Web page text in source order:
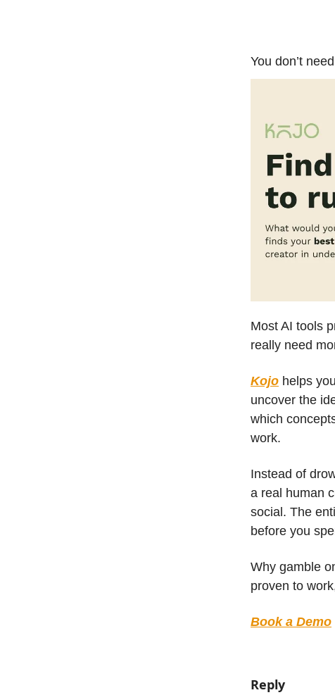
You don’t
Most AI tools
really need
Kojo helps
uncover the
which
work.
Instead of
a real human
social. The
before you
Why gamble
proven to
Book a Demo
Reply